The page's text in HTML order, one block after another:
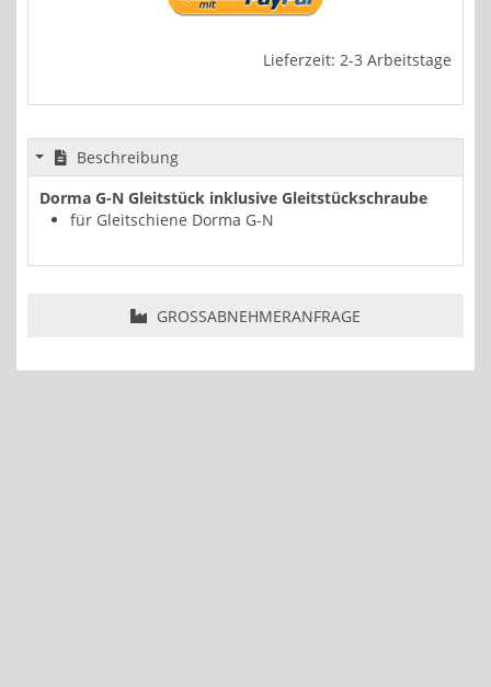
Lieferzeit: 2-3 Arbeitstage
Beschreibung
Dorma G-N Gleitstück inklusive Gleitstückschraube
für Gleitschiene Dorma G-N
GROSSABNEHMERANFRAGE